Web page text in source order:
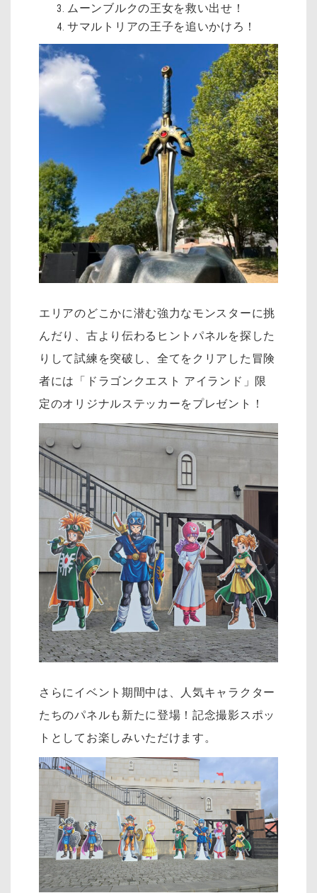
ムーンブルクの王女を救い出せ！
サマルトリアの王子を追いかけろ！
エリアのどこかに潜む強力なモンスターに挑
んだり、古より伝わるヒントパネルを探した
りして試練を突破し、全てをクリアした冒険
者には「ドラゴンクエスト アイランド」限
定のオリジナルステッカーをプレゼント！
さらにイベント期間中は、人気キャラクター
たちのパネルも新たに登場！記念撮影スポッ
トとしてお楽しみいただけます。